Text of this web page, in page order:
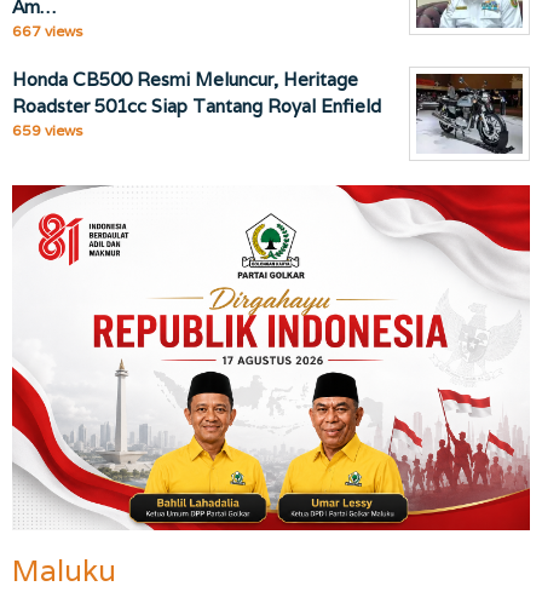
Am…
667 views
Honda CB500 Resmi Meluncur, Heritage
Roadster 501cc Siap Tantang Royal Enfield
659 views
Maluku